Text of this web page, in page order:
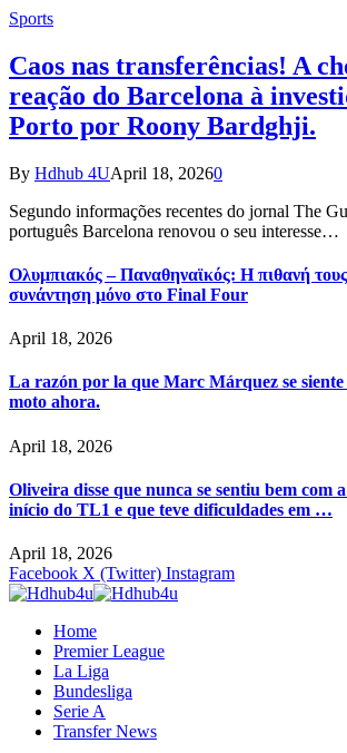
Sports
Caos nas transferências! A
reação do Barcelona à
Porto por Roony Bardghji.
By Hdhub 4UApril 18, 20260
Segundo informações recentes do jornal The
português Barcelona renovou o seu interesse…
Ολυμπιακός – Παναθηναϊκός: Η πιθανή
συνάντηση μόνο στο Final Four
April 18, 2026
La razón por la que Marc Márquez se
moto ahora.
April 18, 2026
Oliveira disse que nunca se sentiu bem com
início do TL1 e que teve dificuldades em …
April 18, 2026
Facebook X (Twitter) Instagram
Home
Premier League
La Liga
Bundesliga
Serie A
Transfer News